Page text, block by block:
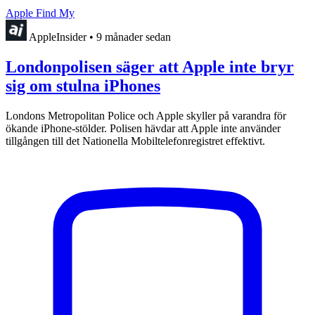
Apple Find My
AppleInsider • 9 månader sedan
Londonpolisen säger att Apple inte bryr
sig om stulna iPhones
Londons Metropolitan Police och Apple skyller på varandra för
ökande iPhone-stölder. Polisen hävdar att Apple inte använder
tillgången till det Nationella Mobiltelefonregistret effektivt.